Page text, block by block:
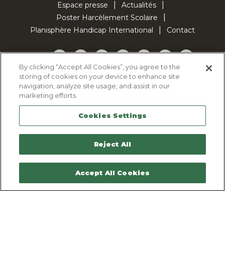
Espace presse
Actualités
Poster Harcèlement Scolaire
Planisphère Handicap International
Contact
Facebook
TwitterYouTubePinterestInstagramLinkedInTikTok
Politique d'utilisation des cookies
Politique de confidentialité
Mentions légales
Plan du site
Contactez-nous
By clicking “Accept All Cookies”, you agree to the
storing of cookies on your device to enhance site
navigation, analyze site usage, and assist in our
marketing efforts.
Cookies Settings
Reject All
Accept All Cookies